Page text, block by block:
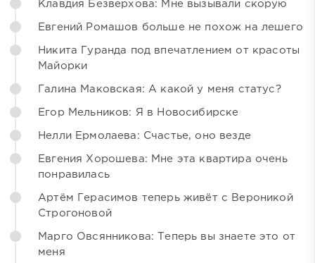
Клавдия Безверхова: Мне вызывали скорую
Евгений Ромашов больше не похож на лешего
Никита Гуранда под впечатлением от красоты
Майорки
Галина Маковская: А какой у меня статус?
Егор Мельников: Я в Новосибирске
Нелли Ермолаева: Счастье, оно везде
Евгения Хорошева: Мне эта квартира очень
понравилась
Артём Герасимов теперь живёт с Вероникой
Строгоновой
Марго Овсянникова: Теперь вы знаете это от
меня